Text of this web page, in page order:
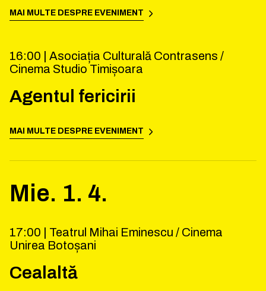
MAI MULTE DESPRE EVENIMENT
16:00 | Asociația Culturală Contrasens /
Cinema Studio Timișoara
Agentul fericirii
MAI MULTE DESPRE EVENIMENT
Mie. 1. 4.
17:00 | Teatrul Mihai Eminescu / Cinema
Unirea Botoșani
Cealaltă